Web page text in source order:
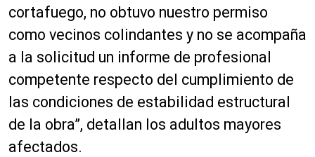
cortafuego, no obtuvo nuestro permiso
como vecinos colindantes y no se acompaña
a la solicitud un informe de profesional
competente respecto del cumplimiento de
las condiciones de estabilidad estructural
de la obra”, detallan los adultos mayores
afectados.